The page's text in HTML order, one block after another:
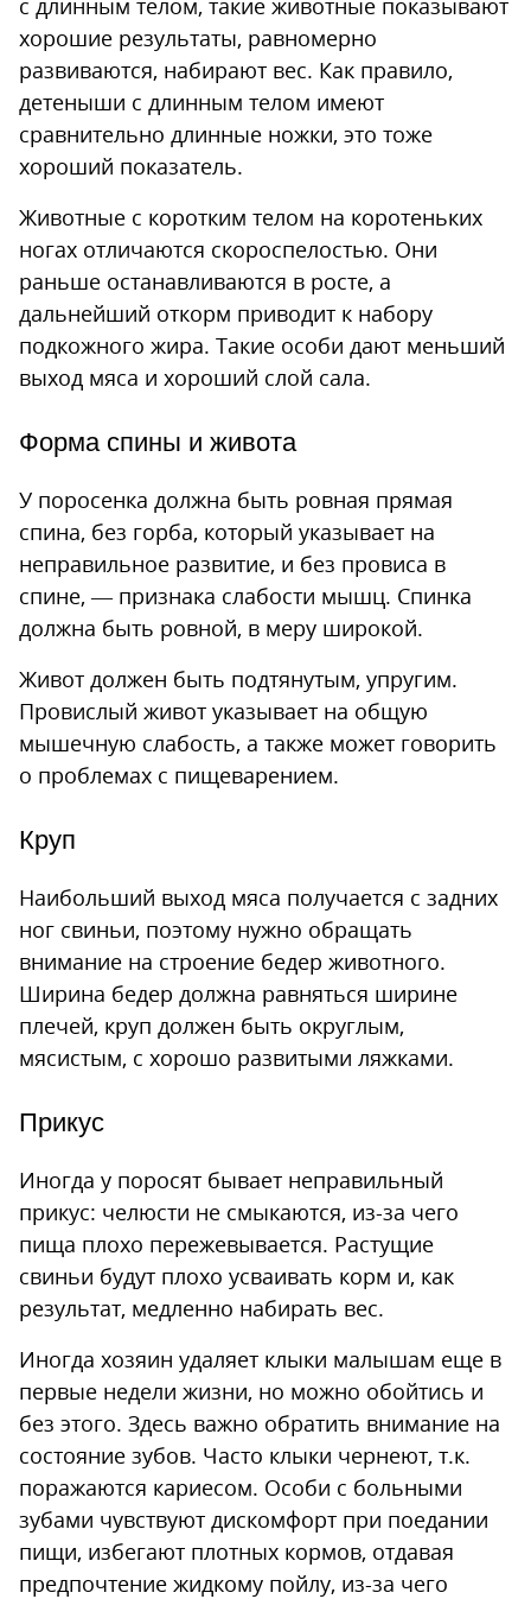
хорошие результаты, равномерно
развиваются, набирают вес. Как правило,
детеныши с длинным телом имеют
сравнительно длинные ножки, это тоже
хороший показатель.
Животные с коротким телом на коротеньких
ногах отличаются скороспелостью. Они
раньше останавливаются в росте, а
дальнейший откорм приводит к набору
подкожного жира. Такие особи дают меньший
выход мяса и хороший слой сала.
Форма спины и живота
У поросенка должна быть ровная прямая
спина, без горба, который указывает на
неправильное развитие, и без провиса в
спине, — признака слабости мышц. Спинка
должна быть ровной, в меру широкой.
Живот должен быть подтянутым, упругим.
Провислый живот указывает на общую
мышечную слабость, а также может говорить
о проблемах с пищеварением.
Круп
Наибольший выход мяса получается с задних
ног свиньи, поэтому нужно обращать
внимание на строение бедер животного.
Ширина бедер должна равняться ширине
плечей, круп должен быть округлым,
мясистым, с хорошо развитыми ляжками.
Прикус
Иногда у поросят бывает неправильный
прикус: челюсти не смыкаются, из-за чего
пища плохо пережевывается. Растущие
свиньи будут плохо усваивать корм и, как
результат, медленно набирать вес.
Иногда хозяин удаляет клыки малышам еще в
первые недели жизни, но можно обойтись и
без этого. Здесь важно обратить внимание на
состояние зубов. Часто клыки чернеют, т.к.
поражаются кариесом. Особи с больными
зубами чувствуют дискомфорт при поедании
пищи, избегают плотных кормов, отдавая
предпочтение жидкому пойлу, из-за чего